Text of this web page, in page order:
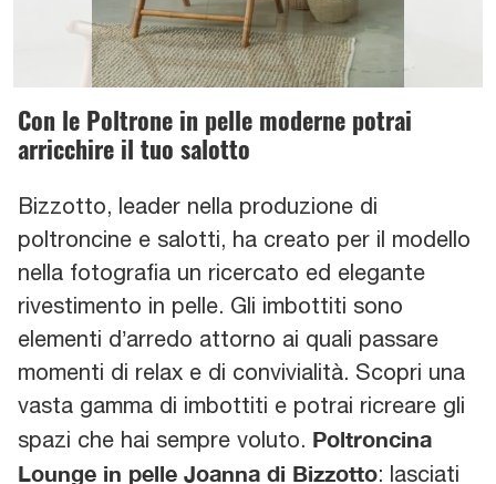
Con le Poltrone in pelle moderne potrai
arricchire il tuo salotto
Bizzotto, leader nella produzione di
poltroncine e salotti, ha creato per il modello
nella fotografia un ricercato ed elegante
rivestimento in pelle. Gli imbottiti sono
elementi d’arredo attorno ai quali passare
momenti di relax e di convivialità. Scopri una
vasta gamma di imbottiti e potrai ricreare gli
spazi che hai sempre voluto. Poltroncina
Lounge in pelle Joanna di Bizzotto: lasciati